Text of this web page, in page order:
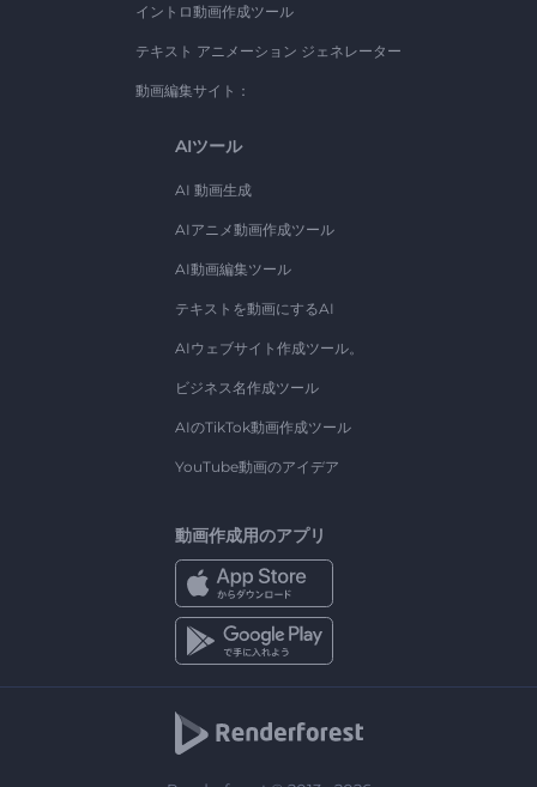
イントロ動画作成ツール
テキスト アニメーション ジェネレーター
動画編集サイト：
AIツール
AI 動画生成
AIアニメ動画作成ツール
AI動画編集ツール
テキストを動画にするAI
AIウェブサイト作成ツール。
ビジネス名作成ツール
AIのTikTok動画作成ツール
YouTube動画のアイデア
動画作成用のアプリ